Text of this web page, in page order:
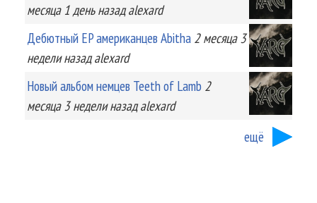
месяца 1 деньназад alexard
Дебютный EP американцев Abitha 2 месяца 3
неделиназад alexard
Новый альбом немцев Teeth of Lamb 2
месяца 3 неделиназад alexard
ещё